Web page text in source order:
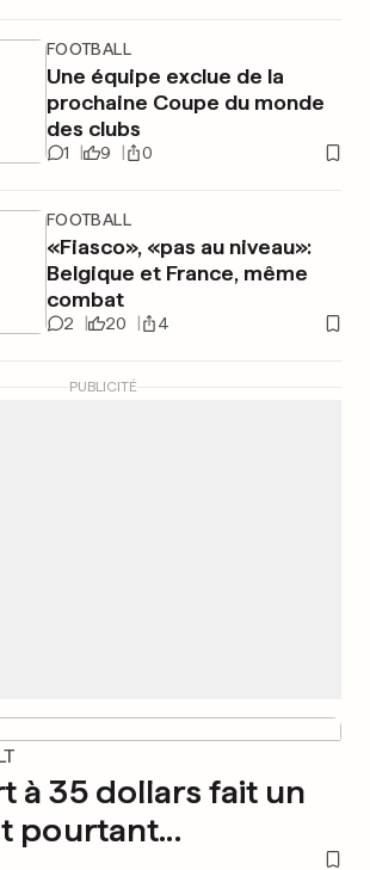
FOOTBALL
Une équipe exclue de la
prochaine Coupe du monde
des clubs
1 9 0
FOOTBALL
«Fiasco», «pas au niveau»:
Belgique et France, même
combat
2 20 4
PUBLICITÉ
à 35 dollars fait un
pourtant...